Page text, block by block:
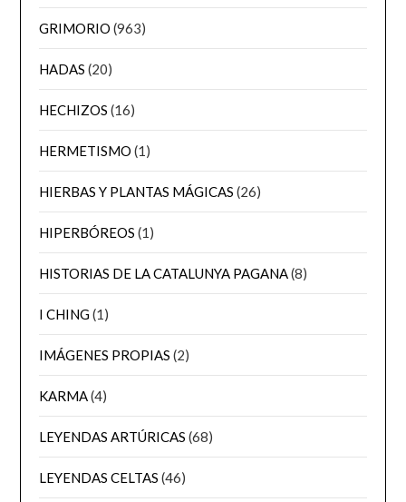
GRIMORIO (963)
HADAS (20)
HECHIZOS (16)
HERMETISMO (1)
HIERBAS Y PLANTAS MÁGICAS (26)
HIPERBÓREOS (1)
HISTORIAS DE LA CATALUNYA PAGANA(8)
I CHING(1)
IMÁGENES PROPIAS (2)
KARMA(4)
LEYENDAS ARTÚRICAS (68)
LEYENDAS CELTAS (46)